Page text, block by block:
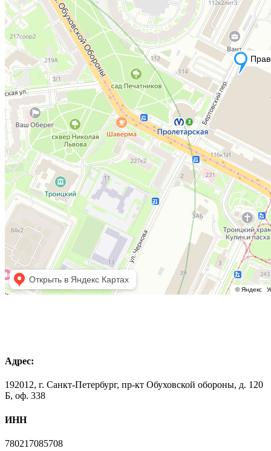
Адрес:
192012, г. Санкт-Петербург, пр-кт Обуховской обороны, д. 120
Б, оф. 338
ИНН
780217085708